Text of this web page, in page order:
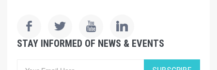
STAY INFORMED OF NEWS & EVENTS